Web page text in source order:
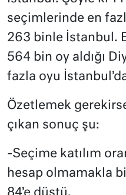
seçimlerinde en
263 binle İstanbul.
564 bin oy aldığı
fazla oyu
Özetlemek
çıkan sonuç şu:
-Seçime katılım
hesap olmamakla